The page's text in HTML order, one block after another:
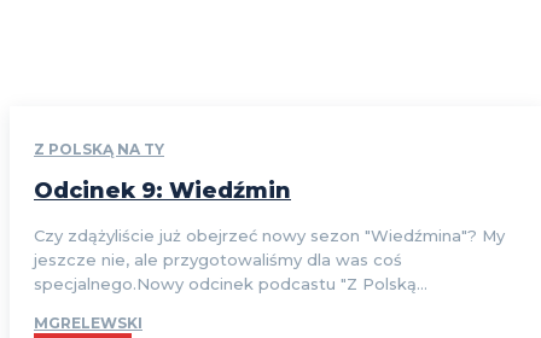
Z POLSKĄ NA TY
Odcinek 9: Wiedźmin
Czy zdążyliście już obejrzeć nowy sezon "Wiedźmina"? My
jeszcze nie, ale przygotowaliśmy dla was coś
specjalnego.Nowy odcinek podcastu "Z Polską...
MGRELEWSKI